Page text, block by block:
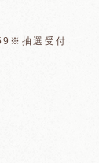
抽選受付